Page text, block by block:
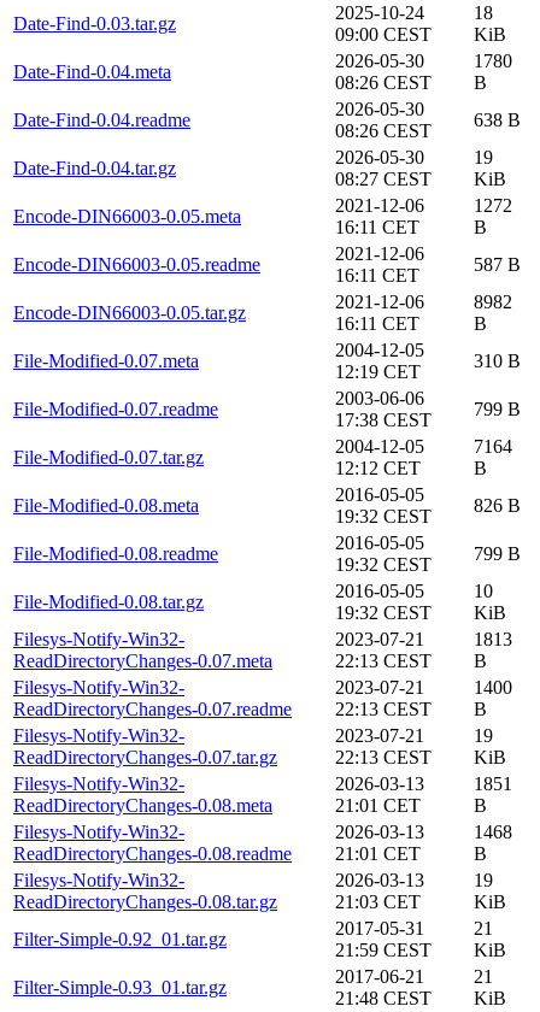
Date-Find-0.03.tar.gz
2025-10-24
09:00 CEST
18
KiB
Date-Find-0.04.meta
2026-05-30
08:26 CEST
1780
B
Date-Find-0.04.readme
2026-05-30
08:26 CEST
638 B
Date-Find-0.04.tar.gz
2026-05-30
08:27 CEST
19
KiB
Encode-DIN66003-0.05.meta
2021-12-06
16:11 CET
1272
B
Encode-DIN66003-0.05.readme
2021-12-06
16:11 CET
587 B
Encode-DIN66003-0.05.tar.gz
2021-12-06
16:11 CET
8982
B
File-Modified-0.07.meta
2004-12-05
12:19 CET
310 B
File-Modified-0.07.readme
2003-06-06
17:38 CEST
799 B
File-Modified-0.07.tar.gz
2004-12-05
12:12 CET
7164
B
File-Modified-0.08.meta
2016-05-05
19:32 CEST
826 B
File-Modified-0.08.readme
2016-05-05
19:32 CEST
799 B
File-Modified-0.08.tar.gz
2016-05-05
19:32 CEST
10
KiB
Filesys-Notify-Win32-
ReadDirectoryChanges-0.07.meta
2023-07-21
22:13 CEST
1813
B
Filesys-Notify-Win32-
ReadDirectoryChanges-0.07.readme
2023-07-21
22:13 CEST
1400
B
Filesys-Notify-Win32-
ReadDirectoryChanges-0.07.tar.gz
2023-07-21
22:13 CEST
19
KiB
Filesys-Notify-Win32-
ReadDirectoryChanges-0.08.meta
2026-03-13
21:01 CET
1851
B
Filesys-Notify-Win32-
ReadDirectoryChanges-0.08.readme
2026-03-13
21:01 CET
1468
B
Filesys-Notify-Win32-
ReadDirectoryChanges-0.08.tar.gz
2026-03-13
21:03 CET
19
KiB
Filter-Simple-0.92_01.tar.gz
2017-05-31
21:59 CEST
21
KiB
Filter-Simple-0.93_01.tar.gz
2017-06-21
21:48 CEST
21
KiB